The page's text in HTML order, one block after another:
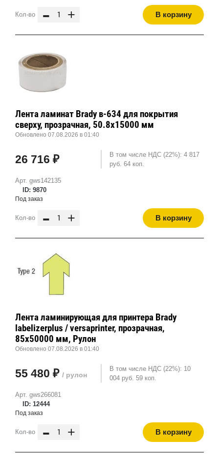
Кол-во - + В корзину
Арт. gws142135
ID: 9870
Лента ламинат Brady в-634 для покрытия
сверху, прозрачная, 50.8x15000 мм
Обновлено 07.08.2026 в 01:40
26 716 ₽
В том числе НДС (22%): 4 817
руб. 64 коп.
Под заказ
Кол-во - + В корзину
Арт. gws266081
ID: 12444
Лента ламинирующая для принтера Brady
labelizerplus / versaprinter, прозрачная,
85x50000 мм, Рулон
Обновлено 07.08.2026 в 01:40
55 480 ₽ / рулон
В том числе НДС (22%): 10
004 руб. 59 коп.
Под заказ
Кол-во - + В корзину